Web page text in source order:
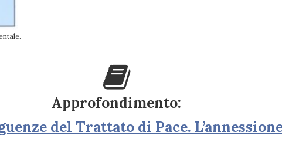
Approfondimento:
del Trattato di Pace.